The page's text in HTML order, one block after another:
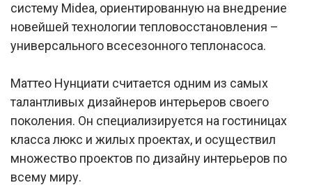
систему Midea, ориентированную на внедрение
новейшей технологии тепловосстановления –
универсального всесезонного теплонасоса.
Маттео Нунциати считается одним из самых
талантливых дизайнеров интерьеров своего
поколения. Он специализируется на гостиницах
класса люкс и жилых проектах, и осуществил
множество проектов по дизайну интерьеров по
всему миру.